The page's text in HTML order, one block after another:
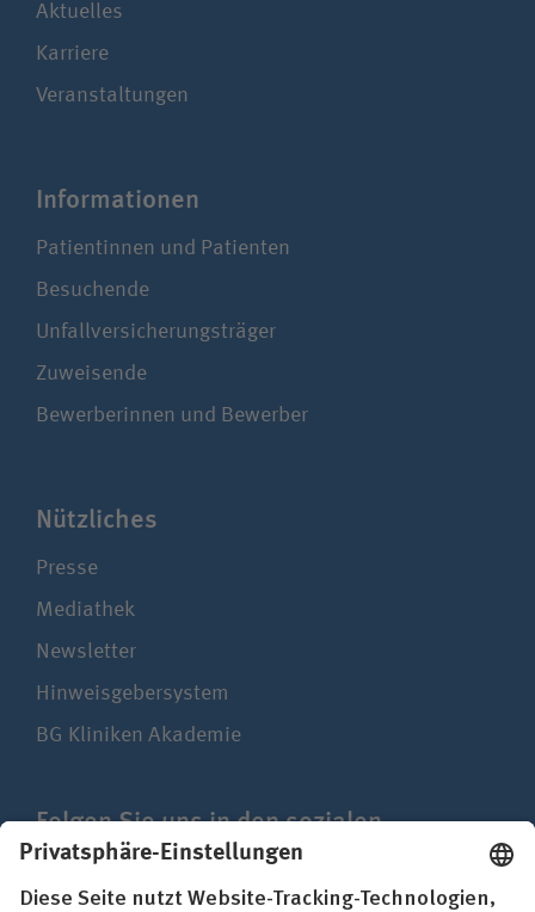
Aktuelles
Karriere
Veranstaltungen
Infor­ma­tionen
Patientinnen und Patienten
Besuchende
Unfallversicherungsträger
Zuweisende
Bewerberinnen und Bewerber
Nützliches
Presse
Mediathek
Newsletter
Hinweisgebersystem
BG Kliniken Akademie
Folgen Sie uns in den sozialen
Netzwerken